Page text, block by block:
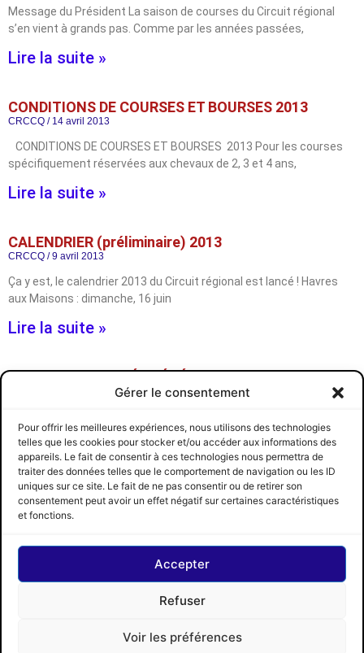
Gérer le consentement
Pour offrir les meilleures expériences, nous utilisons des technologies
telles que les cookies pour stocker et/ou accéder aux informations des
appareils. Le fait de consentir à ces technologies nous permettra de
traiter des données telles que le comportement de navigation ou les ID
uniques sur ce site. Le fait de ne pas consentir ou de retirer son
consentement peut avoir un effet négatif sur certaines caractéristiques
et fonctions.
Accepter
Refuser
Voir les préférences
Message du Président La saison de courses du Circuit régional
s’en vient à grands pas. Comme par les années passées,
Lire la suite »
CONDITIONS DE COURSES ET BOURSES 2013
CRCCQ 14 avril 2013
CONDITIONS DE COURSES ET BOURSES 2013 Pour les courses
spécifiquement réservées aux chevaux de 2, 3 et 4 ans,
Lire la suite »
CALENDRIER (préliminaire) 2013
CRCCQ 9 avril 2013
Ça y est, le calendrier 2013 du Circuit régional est lancé ! Havres
aux Maisons : dimanche, 16 juin
Lire la suite »
RAPPEL ASSEMBLÉE GÉNÉRALE CE SAMEDI 6 AVRIL
assemblée générale annuelle, selon ses statuts et règlements, le
Lire la suite »
CRCCQ
Circuit régional des courses de chevaux du Québec |